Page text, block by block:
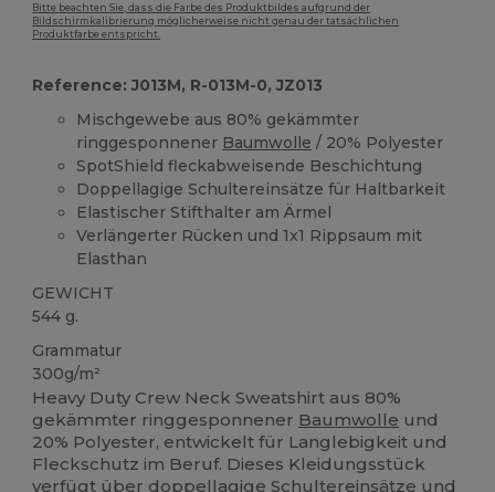
Bitte beachten Sie, dass die Farbe des Produktbildes aufgrund der
Bildschirmkalibrierung möglicherweise nicht genau der tatsächlichen
Produktfarbe entspricht.
Reference: J013M, R-013M-0, JZ013
Mischgewebe aus 80% gekämmter
ringgesponnener Baumwolle / 20% Polyester
SpotShield fleckabweisende Beschichtung
Doppellagige Schultereinsätze für Haltbarkeit
Elastischer Stifthalter am Ärmel
Verlängerter Rücken und 1x1 Rippsaum mit
Elasthan
GEWICHT
544 g.
Grammatur
300g/m²
Heavy Duty Crew Neck Sweatshirt aus 80%
gekämmter ringgesponnener Baumwolle und
20% Polyester, entwickelt für Langlebigkeit und
Fleckschutz im Beruf. Dieses Kleidungsstück
verfügt über doppellagige Schultereinsätze und